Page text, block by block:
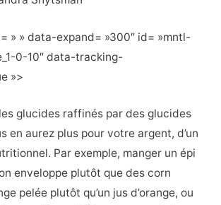
» » data-expand= »300″ id= »mntl-
0-10″ data-tracking-
»>
glucides raffinés par des glucides
en aurez plus pour votre argent, d’un
Par exemple, manger un épi
enveloppe plutôt que des corn
pelée plutôt qu’un jus d’orange, ou